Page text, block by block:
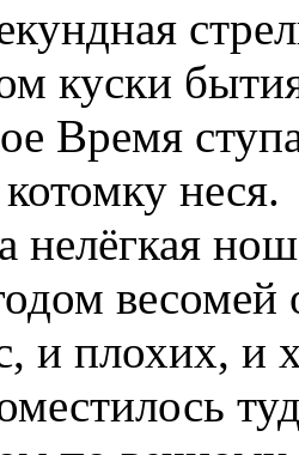
куски
Время
неся.
нелёгкая
весомей
и плохих, и